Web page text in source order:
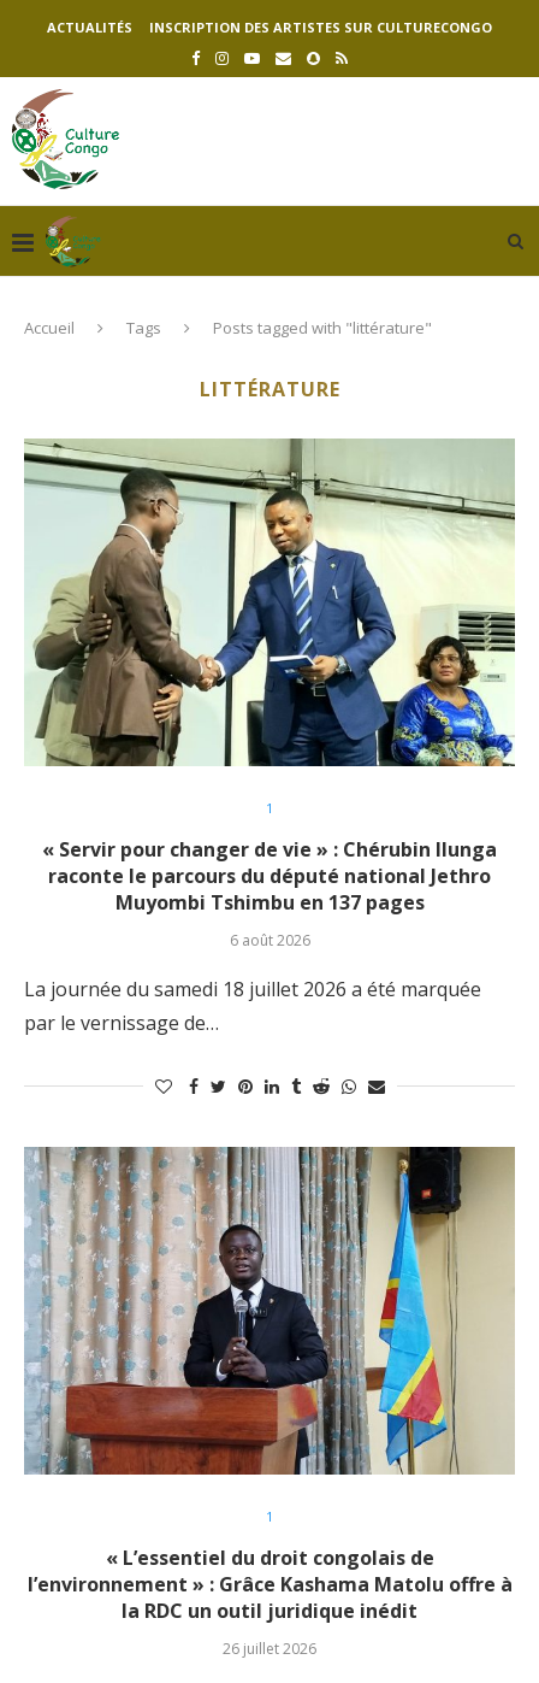
ACTUALITÉS INSCRIPTION DES ARTISTES SUR CULTURECONGO
Accueil Tags Posts tagged with "littérature"
LITTÉRATURE
1
« Servir pour changer de vie » : Chérubin Ilunga
raconte le parcours du député national Jethro
Muyombi Tshimbu en 137 pages
6 août 2026
La journée du samedi 18 juillet 2026 a été marquée
par le vernissage de…
1
« L’essentiel du droit congolais de
l’environnement » : Grâce Kashama Matolu offre à
la RDC un outil juridique inédit
26 juillet 2026